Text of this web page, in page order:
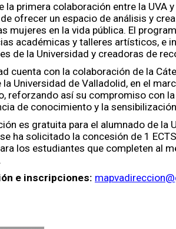
la primera colaboración entre la UVA
ofrecer un espacio de análisis y
mujeres en la vida pública. El
académicas y talleres artísticos, e
de la Universidad y creadoras de
cuenta con la colaboración de la
la Universidad de Valladolid, en el
reforzando así su compromiso con
de conocimiento y la
es gratuita para el alumnado de la
ha solicitado la concesión de 1
los estudiantes que completen al
e inscripciones: